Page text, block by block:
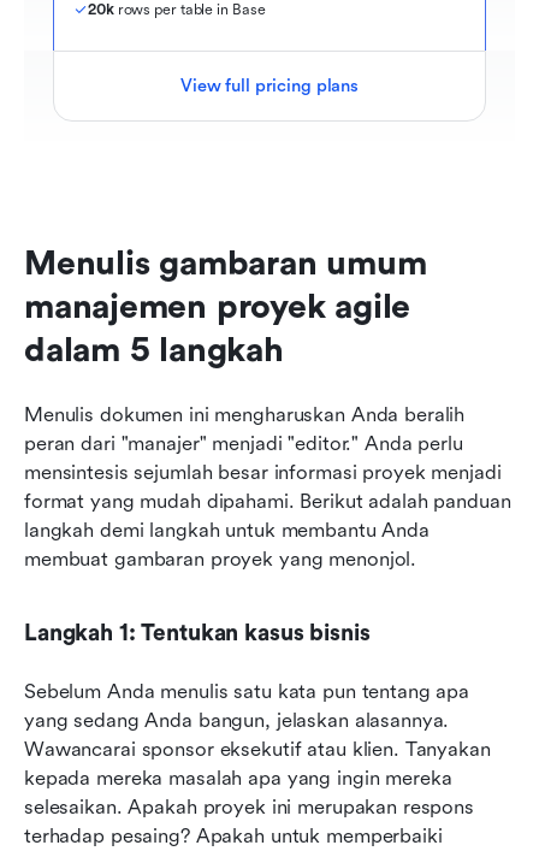
20k rows per table in Base
View full pricing plans
Menulis gambaran umum
manajemen proyek agile
dalam 5 langkah
Menulis dokumen ini mengharuskan Anda beralih
peran dari "manajer" menjadi "editor." Anda perlu
mensintesis sejumlah besar informasi proyek menjadi
format yang mudah dipahami. Berikut adalah panduan
langkah demi langkah untuk membantu Anda
membuat gambaran proyek yang menonjol.
Langkah 1: Tentukan kasus bisnis
Sebelum Anda menulis satu kata pun tentang apa
yang sedang Anda bangun, jelaskan alasannya.
Wawancarai sponsor eksekutif atau klien. Tanyakan
kepada mereka masalah apa yang ingin mereka
selesaikan. Apakah proyek ini merupakan respons
terhadap pesaing? Apakah untuk memperbaiki